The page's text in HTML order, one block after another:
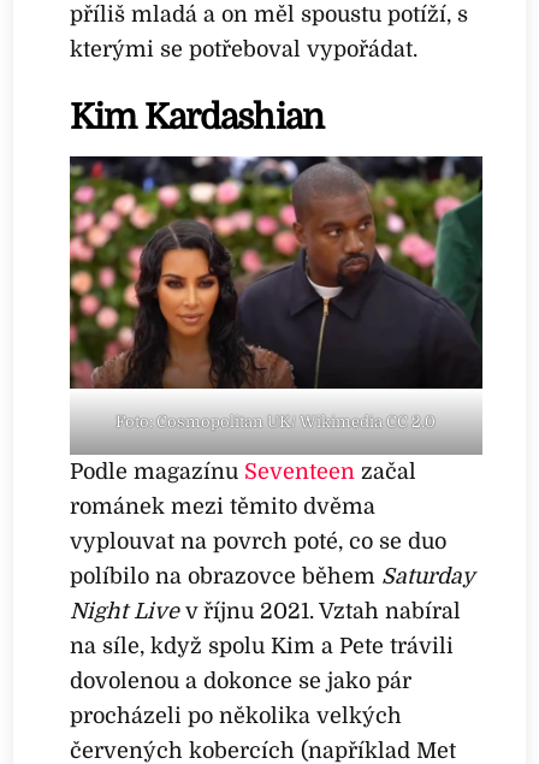
příliš mladá a on měl spoustu potíží, s
kterými se potřeboval vypořádat.
Kim Kardashian
Foto: Cosmopolitan UK/ Wikimedia CC 2.0
Podle magazínu Seventeen začal
románek mezi těmito dvěma
vyplouvat na povrch poté, co se duo
políbilo na obrazovce během Saturday
Night Livev říjnu 2021. Vztah nabíral
na síle, když spolu Kim a Pete trávili
dovolenou a dokonce se jako pár
procházeli po několika velkých
červených kobercích (například Met